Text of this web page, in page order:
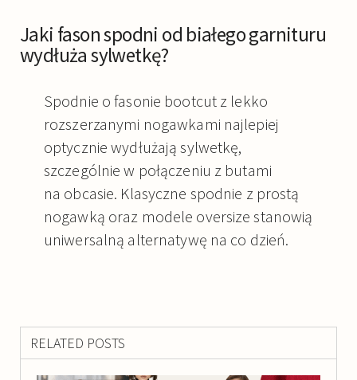
Jaki fason spodni od białego garnituru
wydłuża sylwetkę?
Spodnie o fasonie bootcut z lekko
rozszerzanymi nogawkami najlepiej
optycznie wydłużają sylwetkę,
szczególnie w połączeniu z butami
na obcasie. Klasyczne spodnie z prostą
nogawką oraz modele oversize stanowią
uniwersalną alternatywę na co dzień.
RELATED POSTS